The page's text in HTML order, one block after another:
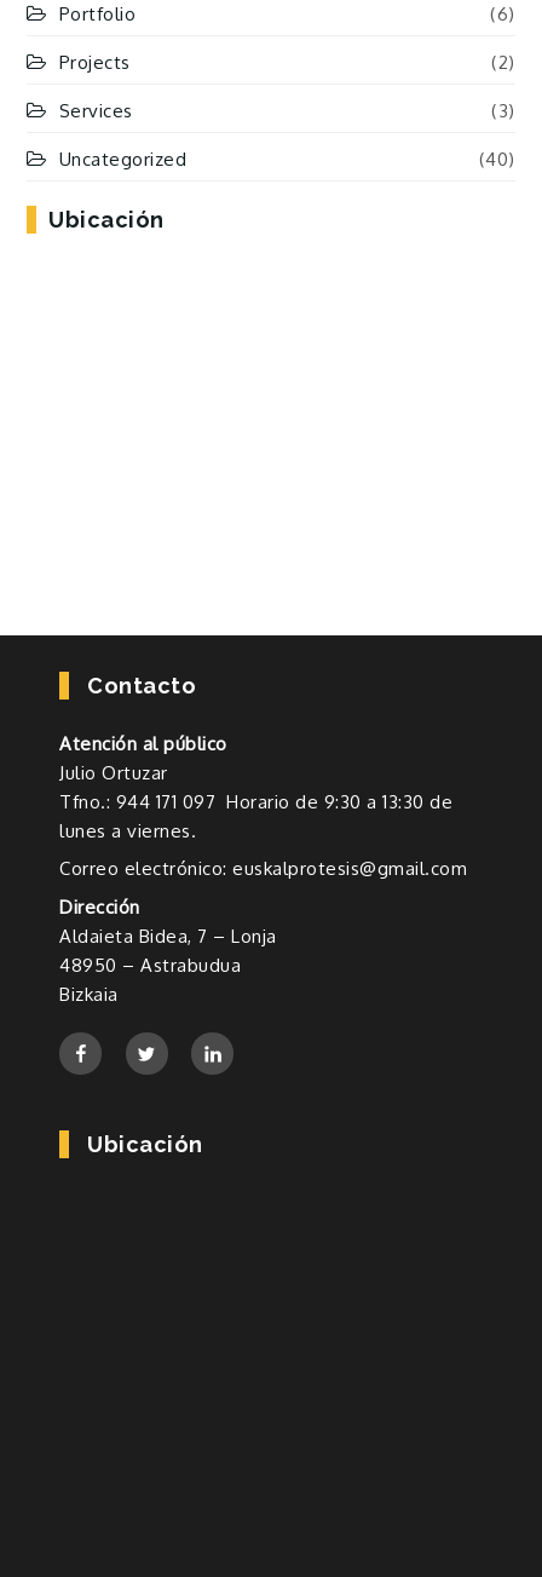
Portfolio (6)
Projects (2)
Services (3)
Uncategorized (40)
Ubicación
Contacto
Atención al público
Julio Ortuzar
Tfno.: 944 171 097 Horario de 9:30 a 13:30 de
lunes a viernes.
Correo electrónico: euskalprotesis@gmail.com
Dirección
Aldaieta Bidea, 7 – Lonja
48950 – Astrabudua
Bizkaia
Ubicación